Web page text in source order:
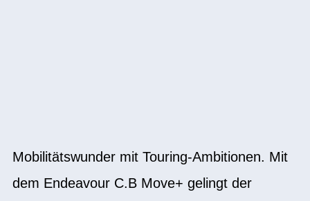
Mobilitätswunder mit Touring-Ambitionen. Mit
dem Endeavour C.B Move+ gelingt der